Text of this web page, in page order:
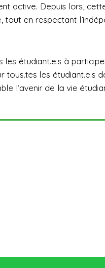
active. Depuis lors,
en respectant
étudiant.e.s à
les étudiant.e.s
l’avenir de la vie